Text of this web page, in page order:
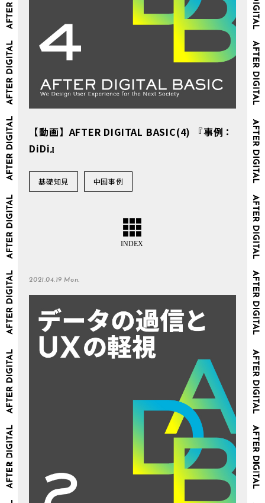
【動画】AFTER DIGITAL BASIC(4) 『事例：
DiDi』
基礎知見 中国事例
2021.04.19 Mon.